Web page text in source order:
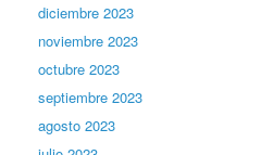
diciembre 2023
noviembre 2023
octubre 2023
septiembre 2023
agosto 2023